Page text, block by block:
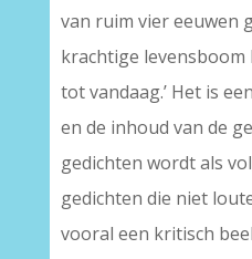
van ruim vier eeuwen
krachtige
tot vandaag.’ Het is
en de inhoud van de
gedichten wordt als
gedichten die niet
vooral een kritisch